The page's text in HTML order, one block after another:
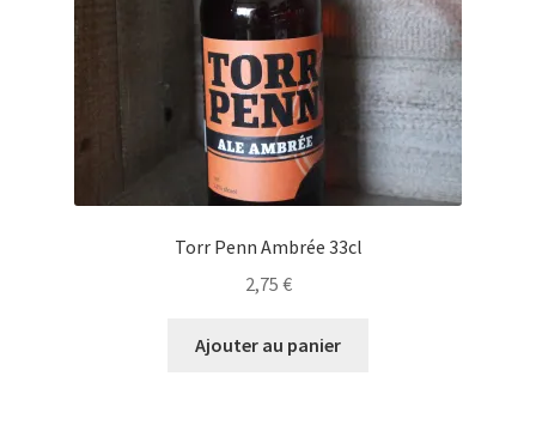
Torr Penn Ambrée 33cl
2,75 €
Ajouter au panier